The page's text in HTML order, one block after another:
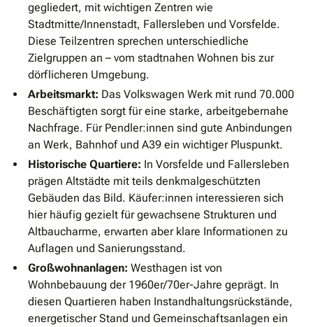
gegliedert, mit wichtigen Zentren wie
Stadtmitte/Innenstadt, Fallersleben und Vorsfelde.
Diese Teilzentren sprechen unterschiedliche
Zielgruppen an – vom stadtnahen Wohnen bis zur
dörflicheren Umgebung.
Arbeitsmarkt: Das Volkswagen Werk mit rund 70.000
Beschäftigten sorgt für eine starke, arbeitgebernahe
Nachfrage. Für Pendler:innen sind gute Anbindungen
an Werk, Bahnhof und A39 ein wichtiger Pluspunkt.
Historische Quartiere: In Vorsfelde und Fallersleben
prägen Altstädte mit teils denkmalgeschützten
Gebäuden das Bild. Käufer:innen interessieren sich
hier häufig gezielt für gewachsene Strukturen und
Altbaucharme, erwarten aber klare Informationen zu
Auflagen und Sanierungsstand.
Großwohnanlagen: Westhagen ist von
Wohnbebauung der 1960er/70er-Jahre geprägt. In
diesen Quartieren haben Instandhaltungsrückstände,
energetischer Stand und Gemeinschaftsanlagen ein